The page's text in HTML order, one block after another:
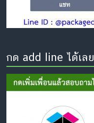
กด add line ได้เลย